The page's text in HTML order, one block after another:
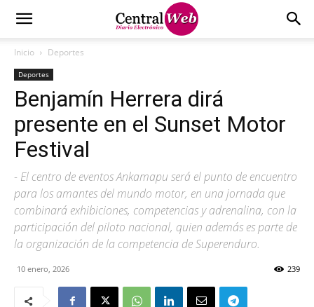
Inicio Deportes
Deportes
Benjamín Herrera dirá
presente en el Sunset Motor
Festival
- El centro de eventos Ankamapu será el punto de encuentro
para los amantes del mundo motor, en una jornada que
combinará exhibiciones, competencias y adrenalina, con la
participación del piloto nacional, quien además es parte de
la organización de la competencia de Superenduro.
10 enero, 2026 239